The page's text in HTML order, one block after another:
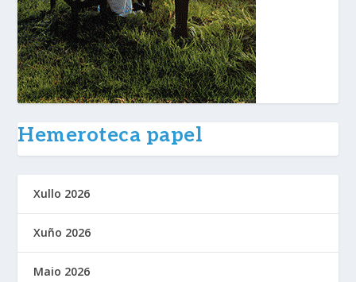
Hemeroteca papel
Xullo 2026
Xuño 2026
Maio 2026